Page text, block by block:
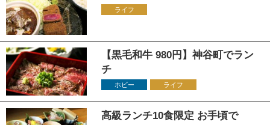
ライフ
【黒毛和牛 980円】神谷町でラン
チ
ホビー ライフ
高級ランチ10食限定 お手頃で